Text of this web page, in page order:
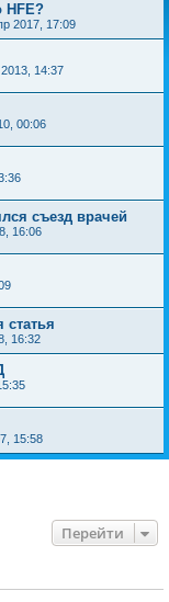
HFE?
2017, 17:09
14:37
00:06
съезд врачей
16:06
статья
16:32
15:58
Перейти